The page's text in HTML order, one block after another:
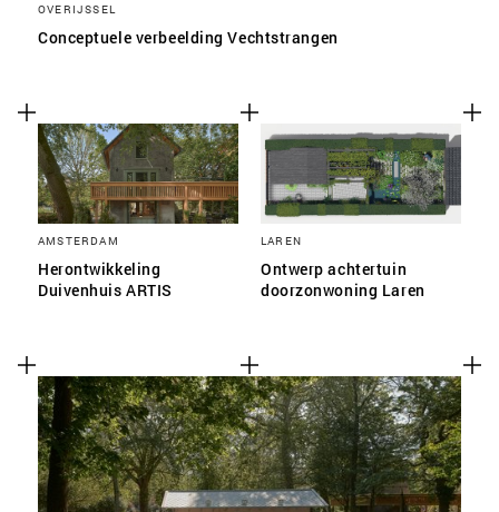
OVERIJSSEL
Conceptuele verbeelding Vechtstrangen
AMSTERDAM
Herontwikkeling
Duivenhuis ARTIS
LAREN
Ontwerp achtertuin
doorzonwoning Laren